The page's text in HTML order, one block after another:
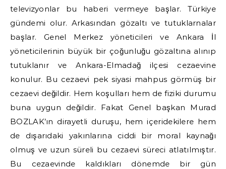
televizyonlar bu haberi vermeye başlar. Türkiye
gündemi olur. Arkasından gözaltı ve tutuklarnalar
başlar. Genel Merkez yöneticileri ve Ankara İl
yöneticilerinin büyük bir çoğunluğu gözaltına alınıp
tutuklanır ve Ankara-Elmadağ ilçesi cezaevine
konulur. Bu cezaevi pek siyasi mahpus görmüş bir
cezaevi değildir. Hem koşulları hem de fiziki durumu
buna uygun değildir. Fakat Genel başkan Murad
BOZLAK’ın dirayetli duruşu, hem içeridekilere hem
de dışarıdaki yakınlarına ciddi bir moral kaynağı
olmuş ve uzun süreli bu cezaevi süreci atlatılmıştır.
Bu cezaevinde kaldıkları dönemde bir gün